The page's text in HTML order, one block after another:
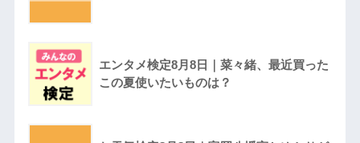
エンタメ検定8月8日｜菜々緒、最近買った
この夏使いたいものは？